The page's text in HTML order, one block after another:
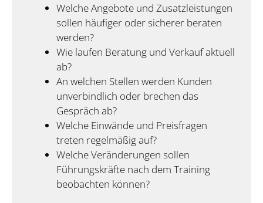
Welche Angebote und Zusatzleistungen
sollen häufiger oder sicherer beraten
werden?
Wie laufen Beratung und Verkauf aktuell
ab?
An welchen Stellen werden Kunden
unverbindlich oder brechen das
Gespräch ab?
Welche Einwände und Preisfragen
treten regelmäßig auf?
Welche Veränderungen sollen
Führungskräfte nach dem Training
beobachten können?